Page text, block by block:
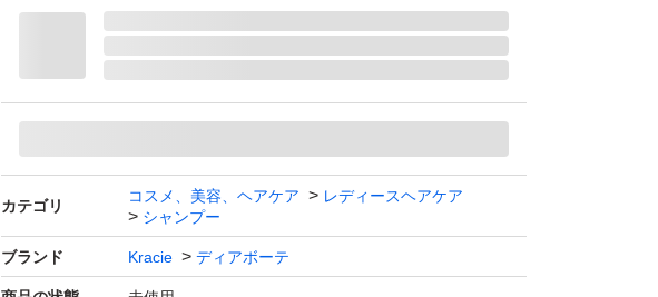
カテゴリ
コスメ、美容、ヘアケア
レディースヘアケア
シャンプー
ブランド Kracie ディアボーテ